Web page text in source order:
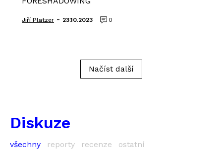
Jiří Platzer - 23.10.2023 0
Načíst další
Diskuze
všechny reporty recenze ostatní